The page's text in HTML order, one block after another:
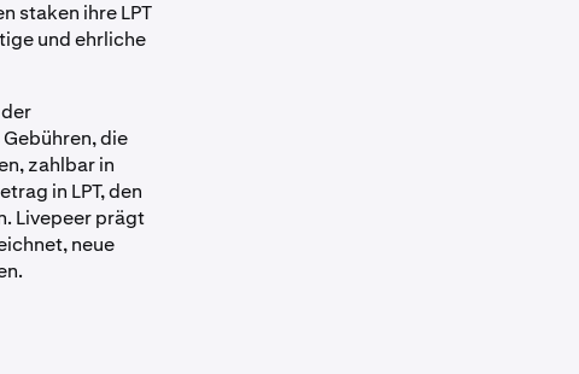
staken ihre LPT
und ehrliche
die
zahlbar in
in LPT, den
Livepeer prägt
neue